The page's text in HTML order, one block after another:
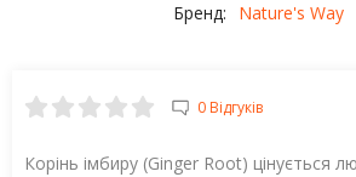
Бренд: Nature's Way
0 Відгуків
Корінь імбиру (Ginger Root) цінується